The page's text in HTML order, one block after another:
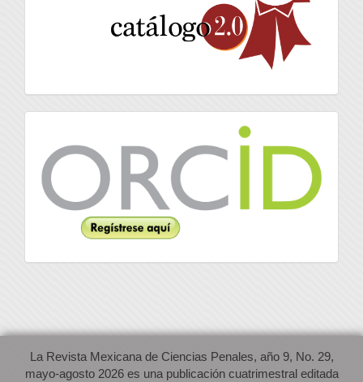
La Revista Mexicana de Ciencias Penales, año 9, No. 29,
mayo-agosto 2026 es una publicación cuatrimestral editada